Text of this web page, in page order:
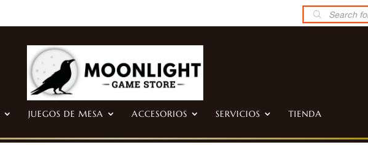
Búsqueda
productos
JUEGOS DE MESA ACCESORIOS SERVICIOS TIENDA